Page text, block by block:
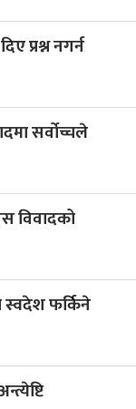
प्रश्न नगर्न
सर्वोच्चले
विवादको
स्वदेश फर्किने